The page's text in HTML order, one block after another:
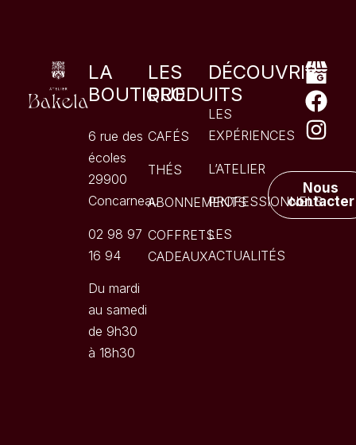
LA
BOUTIQUE
6 rue des
écoles
29900
Concarneau
02 98 97
16 94
Du mardi
au samedi
de 9h30
à 18h30
LES
PRODUITS
CAFÉS
THÉS
ABONNEMENTS
COFFRETS
CADEAUX
DÉCOUVRIR
LES
EXPÉRIENCES
L’ATELIER
PROFESSIONNELS
LES
ACTUALITÉS
Nous
contacter